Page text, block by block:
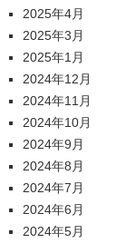
2025年4月
2025年3月
2025年1月
2024年12月
2024年11月
2024年10月
2024年9月
2024年8月
2024年7月
2024年6月
2024年5月